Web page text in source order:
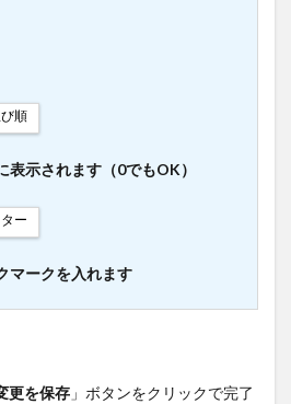
順
表示されます（0でもOK）
ー
マークを入れます
更を保存 」ボタンをクリックで完了